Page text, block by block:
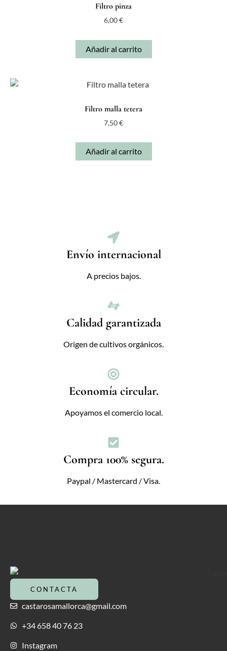
Filtro pinza
6,00€
Añadir al carrito
Filtro malla tetera
7,50€
Añadir al carrito
Envío internacional
A precios bajos.
Calidad garantizada
Origen de cultivos orgánicos.
Economía circular.
Apoyamos el comercio local.
Compra 100% segura.
Paypal / Mastercard / Visa.
CONTACTA
castarosamallorca@gmail.com
+34 658 40 76 23
Instagram